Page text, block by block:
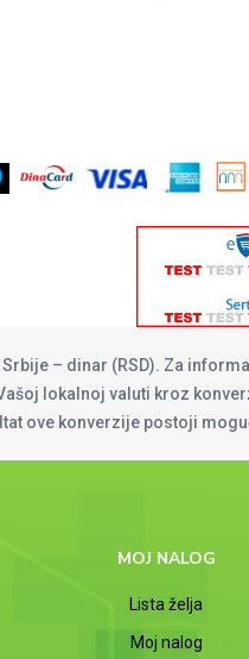
– dinar (RSD). Za
lokalnoj valuti kroz
ove konverzije postoji
MOJ NALOG
Lista želja
Moj nalog